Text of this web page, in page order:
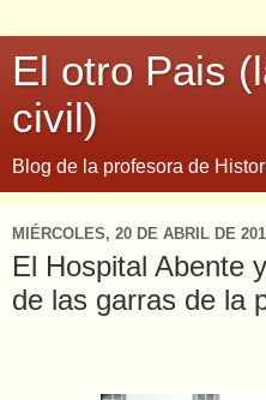
El otro Pais
civil)
Blog de la profesora de
MIÉRCOLES, 20 DE ABRIL DE
El Hospital Abente
de las garras de la